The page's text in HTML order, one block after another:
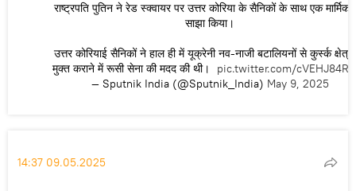
राष्ट्रपति पुतिन ने रेड स्क्वायर पर उत्तर कोरिया के सैनिकों के साथ एक मार्मिक
साझा किया।
उत्तर कोरियाई सैनिकों ने हाल ही में यूक्रेनी नव-नाजी बटालियनों से कुर्स्क क्षेत्र
मुक्त कराने में रूसी सेना की मदद की थी।
pic.twitter.com/
— Sputnik India (@Sputnik_India) May 9, 2025
14:37 09.05.2025